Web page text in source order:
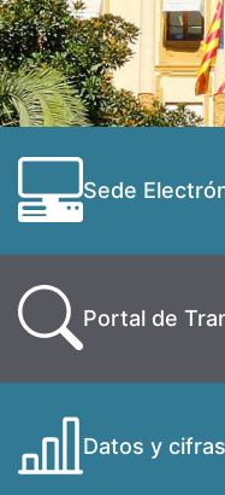
Sede
Portal de
Datos y cifras